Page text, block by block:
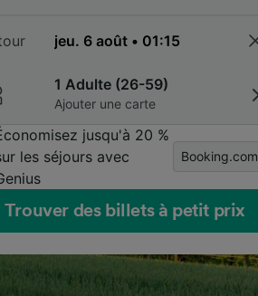
1 Adulte (26-59)
Ajouter une carte
jusqu'à 20 %
les séjours avec
Booking.com
Trouver des billets à petit prix